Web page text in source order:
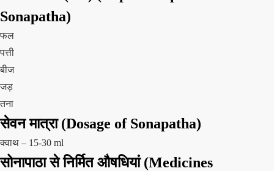
Sonapatha)
फल
पत्ती
बीज
जड़
तना
सेवन मात्रा (Dosage of Sonapatha)
क्वाथ – 15-30 ml
सोनापाठा से निर्मित औषधियां (Medicines